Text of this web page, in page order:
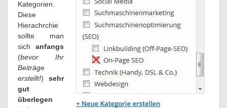
Kategorien.
Diese
Hierachrchie
sollte man
sich anfangs
(bevor Ihr
Beiträge
erstellt!) sehr
gut
überlegen